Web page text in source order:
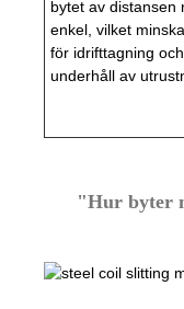
bytet av distansen
enkel, vilket
för idrifttagning och
underhåll av
"Hur byter